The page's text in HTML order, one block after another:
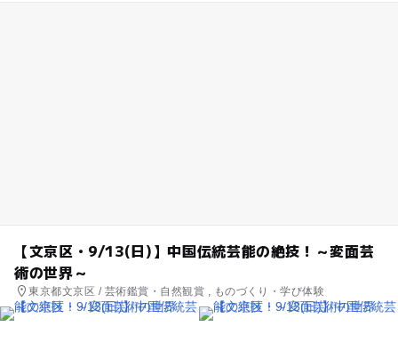
【文京区・9/13(日)】中国伝統芸能の絶技！～変面芸
術の世界～
東京都文京区 / 芸術鑑賞・自然観賞 , ものづくり・学び体験